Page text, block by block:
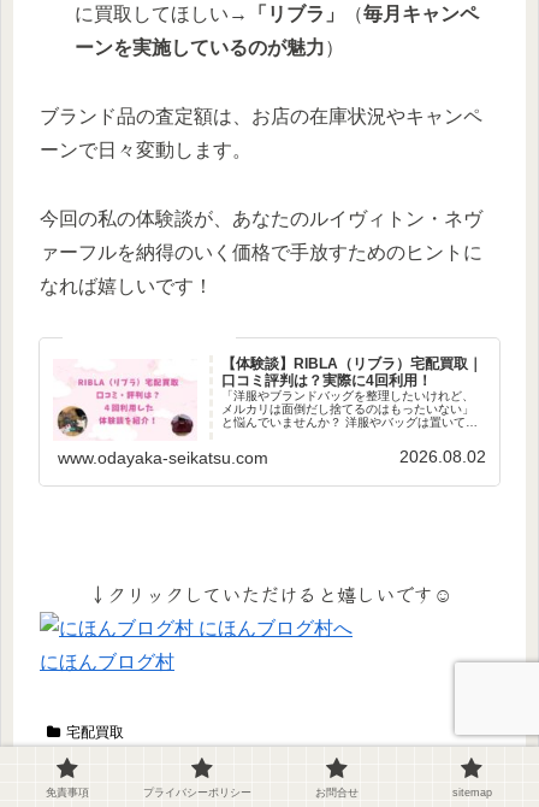
に買取してほしい→
「リブラ」 （毎月キャンペ
ーンを実施しているのが魅力）
ブランド品の査定額は、お店の在庫状況やキャンペ
ーンで日々変動します。
今回の私の体験談が、あなたのルイヴィトン・ネヴ
ァーフルを納得のいく価格で手放すためのヒントに
なれば嬉しいです！
【体験談】RIBLA（リブラ）宅配買取｜
口コミ評判は？実際に4回利用！
「洋服やブランドバッグを整理したいけれど、
メルカリは面倒だし捨てるのはもったいない」
と悩んでいませんか？ 洋服やバッグは置いてお
格が安すぎたらどうしよう」と不安で迷ってい
RIBLA（リブラ）の口コミを調べつつ、私が4回
www.odayaka-seikatsu.com 2026.08.02
↓クリックしていただけると嬉しいです☺
にほんブログ村
宅配買取
免責事項 プライバシーポリシー お問合せ sitemap